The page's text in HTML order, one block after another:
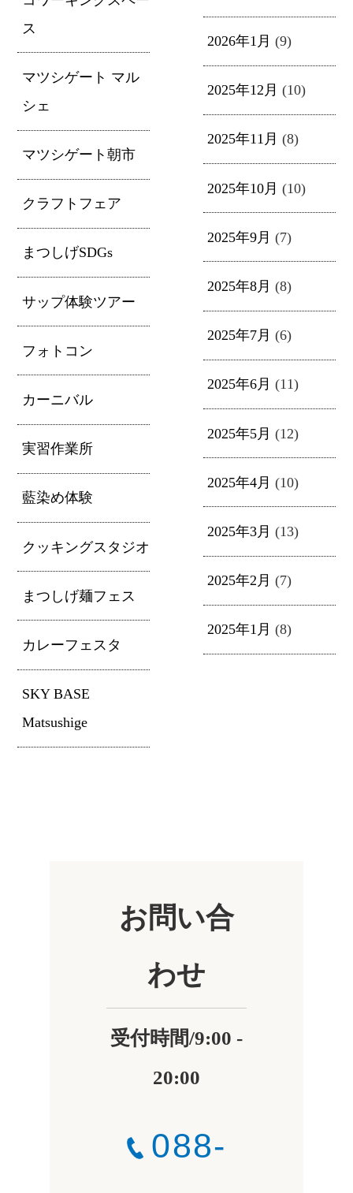
ス
マツシゲート マル
シェ
マツシゲート朝市
クラフトフェア
まつしげSDGs
サップ体験ツアー
フォトコン
カーニバル
実習作業所
藍染め体験
クッキングスタジオ
まつしげ麺フェス
カレーフェスタ
SKY BASE
Matsushige
2026年1月 (9)
2025年12月 (10)
2025年11月 (8)
2025年10月 (10)
2025年9月 (7)
2025年8月 (8)
2025年7月 (6)
2025年6月 (11)
2025年5月 (12)
2025年4月 (10)
2025年3月 (13)
2025年2月 (7)
2025年1月 (8)
お問い合
わせ
受付時間/9:00 -
20:00
088-